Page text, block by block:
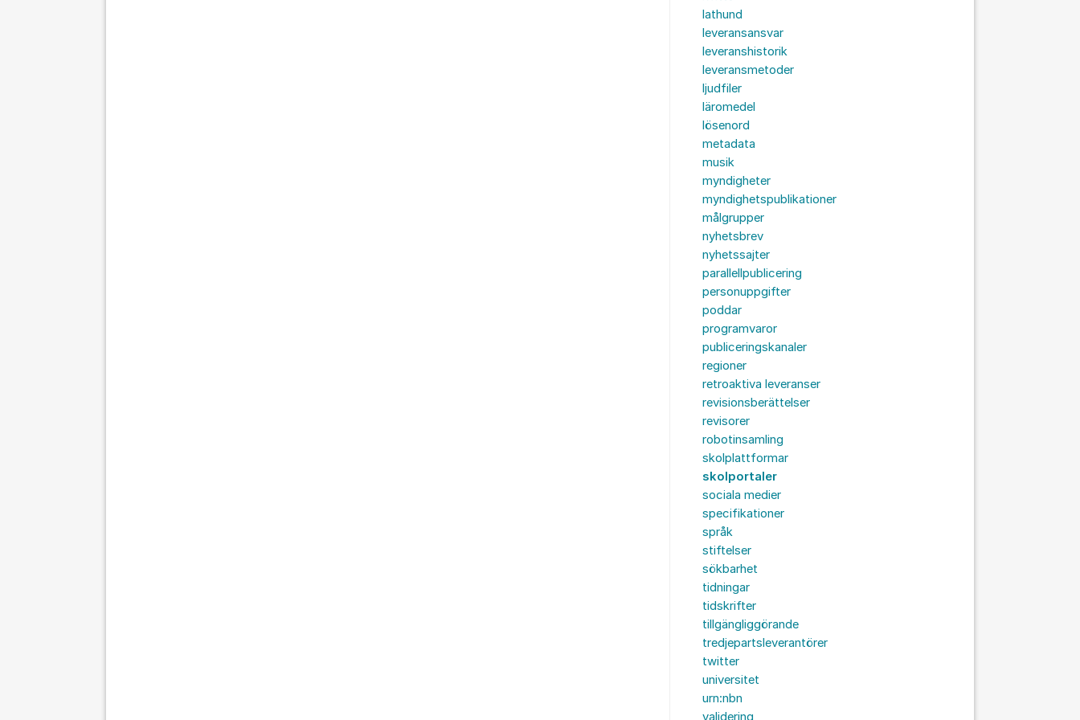
lathund
leveransansvar
leveranshistorik
leveransmetoder
ljudfiler
läromedel
lösenord
metadata
musik
myndigheter
myndighetspublikationer
målgrupper
nyhetsbrev
nyhetssajter
parallellpublicering
personuppgifter
poddar
programvaror
publiceringskanaler
regioner
retroaktiva leveranser
revisionsberättelser
revisorer
robotinsamling
skolplattformar
skolportaler
sociala medier
specifikationer
språk
stiftelser
sökbarhet
tidningar
tidskrifter
tillgängliggörande
tredjepartsleverantörer
twitter
universitet
urn:nbn
validering